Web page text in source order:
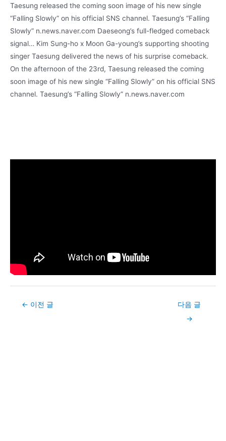
Taesung released the coming soon image of his new single
“Falling Slowly” on his official SNS channel. Taesung’s “Falling
Slowly” n.news.naver.com Daeseong’s full-fledged comeback
signal… Kim Sung-ho x Moon Ga-young’s supporting shooting
singer Taesung delivered the news of his surprise comeback.
On the afternoon of the 23rd, Taesung released the coming
soon image of his new single “Falling Slowly” on his official SNS
channel. Taesung’s “Falling Slowly” n.news.naver.com
Post← 이전 글
다음 글
→